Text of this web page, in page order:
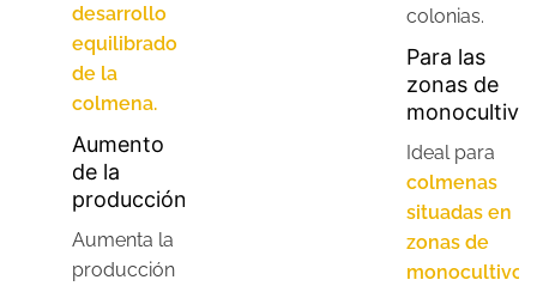
desarrollo
equilibrado
de la
colmena.
Aumento
de la
producción
Aumenta la
producción
colonias.
Para las
zonas de
monocultivo
Ideal para
colmenas
situadas en
zonas de
monocultivo